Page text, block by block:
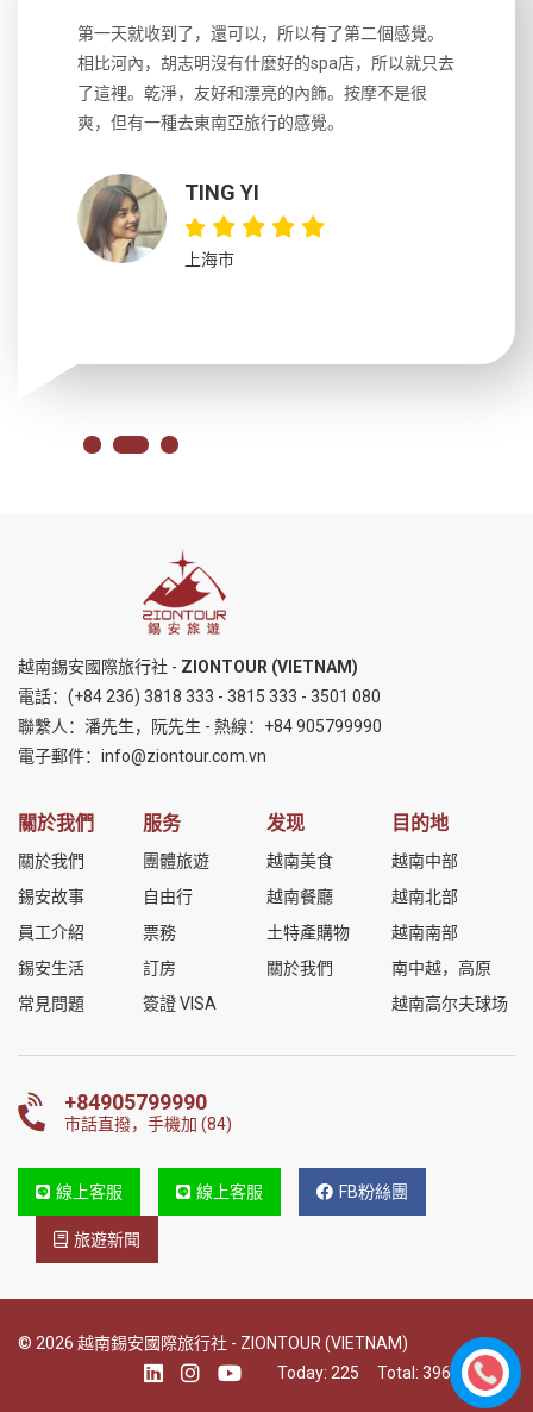
第一天就收到了，還可以，所以有了第二個感覺。
相比河內，胡志明沒有什麼好的spa店，所以就只去
了這裡。乾淨，友好和漂亮的內飾。按摩不是很
爽，但有一種去東南亞旅行的感覺。
TING YI
上海市
越南錫安國際旅行社 - ZIONTOUR (VIETNAM)
電話： (+84 236) 3818 333 - 3815 333 - 3501 080
聯繫人：潘先生，阮先生 - 熱線： +84 905799990
電子郵件： info@ziontour.com.vn
關於我們
關於我們
錫安故事
員工介紹
錫安生活
常見問題
服务
團體旅遊
自由行
票務
訂房
簽證 VISA
发现
越南美食
越南餐廳
土特產購物
關於我們
目的地
越南中部
越南北部
越南南部
南中越，高原
越南高尔夫球场
+84905799990
市話直撥，手機加 (84)
線上客服 線上客服 FB粉絲團
旅遊新聞
© 2026 越南錫安國際旅行社 - ZIONTOUR (VIETNAM)
Today: 225 Total: 396100